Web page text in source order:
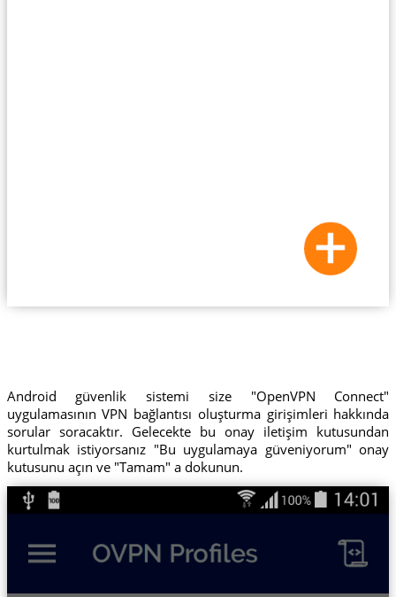
Android güvenlik sistemi size "OpenVPN Connect"
uygulamasının VPN bağlantısı oluşturma girişimleri hakkında
sorular soracaktır. Gelecekte bu onay iletişim kutusundan
kurtulmak istiyorsanız "Bu uygulamaya güveniyorum" onay
kutusunu açın ve "Tamam" a dokunun.